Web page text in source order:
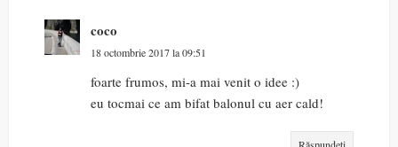
coco
18 octombrie 2017 la 09:51
foarte frumos, mi-a mai venit o idee :)
eu tocmai ce am bifat balonul cu aer cald!